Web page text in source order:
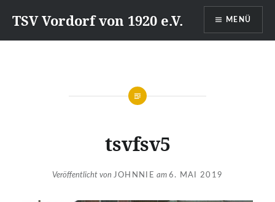
zumTSV Vordorf von 1920 e.V. MENÜ
tsvfsv5
Veröffentlicht von JOHNNIE am 6. MAI 2019